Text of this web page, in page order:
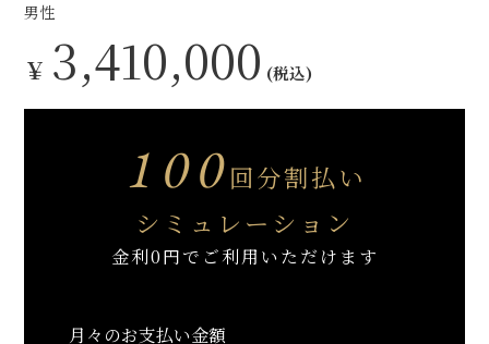
男性
￥ 3,410,000 (税込)
100回分割払い
シミュレーション
金利0円でご利用いただけます
月々のお支払い金額